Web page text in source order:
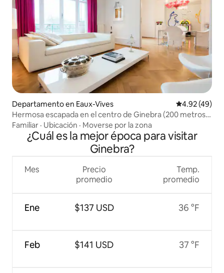
Departamento en Eaux-Vives Calificación
4.92 (49)
Hermosa escapada en el centro de Ginebra (200 metros
cuadrados)
Familiar · Ubicación · Moverse por la zona
¿Cuál es la mejor época para visitar
Ginebra?
Mes
Ene
Feb
Precio
promedio
$137 USD
$141 USD
Temp.
promedio
36 °F
37 °F